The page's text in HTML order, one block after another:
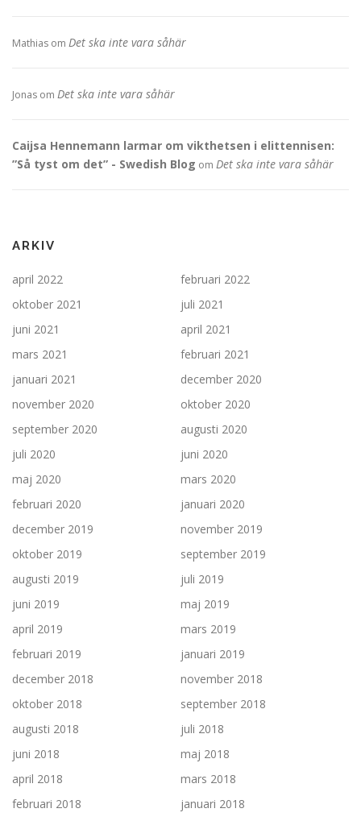
Mathias om Det ska inte vara såhär
Jonas om Det ska inte vara såhär
Caijsa Hennemann larmar om vikthetsen i elittennisen:
”Så tyst om det” - Swedish Blog om Det ska inte vara såhär
ARKIV
april 2022
februari 2022
oktober 2021
juli 2021
juni 2021
april 2021
mars 2021
februari 2021
januari 2021
december 2020
november 2020
oktober 2020
september 2020
augusti 2020
juli 2020
juni 2020
maj 2020
mars 2020
februari 2020
januari 2020
december 2019
november 2019
oktober 2019
september 2019
augusti 2019
juli 2019
juni 2019
maj 2019
april 2019
mars 2019
februari 2019
januari 2019
december 2018
november 2018
oktober 2018
september 2018
augusti 2018
juli 2018
juni 2018
maj 2018
april 2018
mars 2018
februari 2018
januari 2018